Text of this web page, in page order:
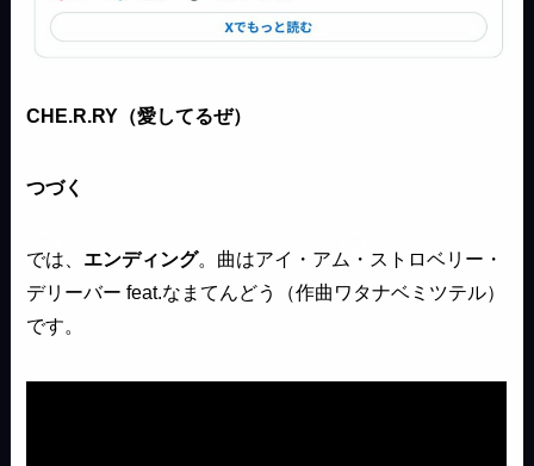
CHE.R.RY（愛してるぜ）
つづく
では、 エンディング。曲はアイ・アム・ストロベリー・
デリーバー feat.なまてんどう（作曲ワタナベミツテル）
です。